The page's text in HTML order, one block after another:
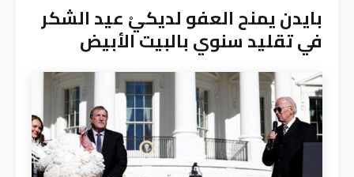
بايدن يمنح العفو لديكيْ عيد الشكر
في تقليد سنوي بالبيت الأبيض